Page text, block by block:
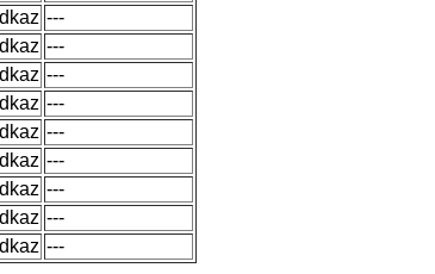
---
---
---
---
---
---
---
---
---